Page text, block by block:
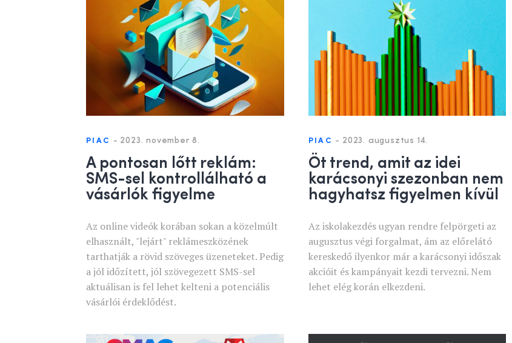
PIAC - 2023. november 8.
A pontosan lőtt reklám:
SMS-sel kontrollálható a
vásárlók figyelme
Az online videók korában sokan a közelmúlt
elhasznált, "lejárt" reklámeszközének
tarthatják a rövid szöveges üzeneteket. Pedig
a jól időzített, jól szövegezett SMS-sel
aktuálisan is fel lehet kelteni a potenciális
vásárlói érdeklődést.
PIAC - 2023. augusztus 14.
Öt trend, amit az idei
karácsonyi szezonban nem
hagyhatsz figyelmen kívül
Az iskolakezdés ugyan rendre felpörgeti az
augusztus végi forgalmat, ám az előrelátó
kereskedő ilyenkor már a karácsonyi időszak
akcióit és kampányait kezdi tervezni. Nem
lehet elég korán elkezdeni.